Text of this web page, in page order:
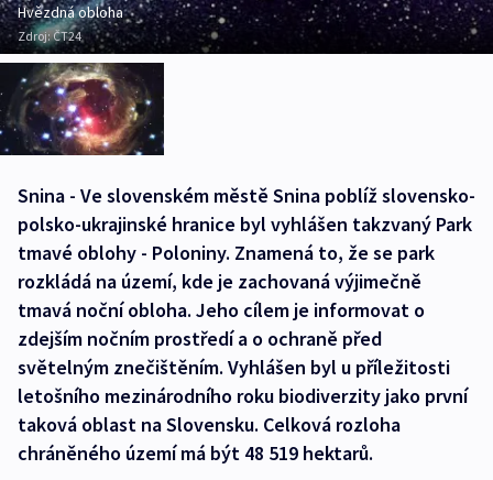
Hvězdná obloha
Zdroj:ČT24
Snina - Ve slovenském městě Snina poblíž slovensko-
polsko-ukrajinské hranice byl vyhlášen takzvaný Park
tmavé oblohy - Poloniny. Znamená to, že se park
rozkládá na území, kde je zachovaná výjimečně
tmavá noční obloha. Jeho cílem je informovat o
zdejším nočním prostředí a o ochraně před
světelným znečištěním. Vyhlášen byl u příležitosti
letošního mezinárodního roku biodiverzity jako první
taková oblast na Slovensku. Celková rozloha
chráněného území má být 48 519 hektarů.